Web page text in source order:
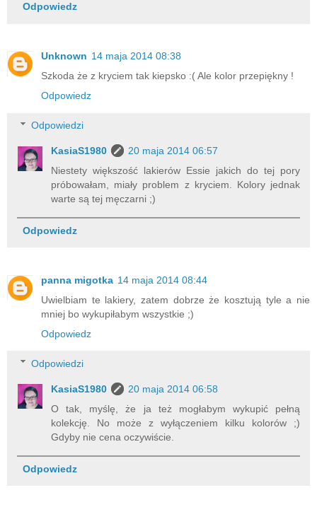
Odpowiedz
Unknown 14 maja 2014 08:38
Szkoda że z kryciem tak kiepsko :( Ale kolor przepiękny !
Odpowiedz
Odpowiedzi
KasiaS1980
20 maja 2014 06:57
Niestety większość lakierów Essie jakich do tej pory
próbowałam, miały problem z kryciem. Kolory jednak
warte są tej męczarni ;)
Odpowiedz
panna migotka 14 maja 2014 08:44
Uwielbiam te lakiery, zatem dobrze że kosztują tyle a nie
mniej bo wykupiłabym wszystkie ;)
Odpowiedz
Odpowiedzi
KasiaS1980
20 maja 2014 06:58
O tak, myślę, że ja też mogłabym wykupić pełną
kolekcję. No może z wyłączeniem kilku kolorów ;)
Gdyby nie cena oczywiście.
Odpowiedz